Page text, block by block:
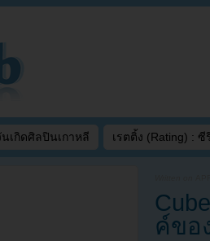
เกิดศิลปินเกาหลี เรตติ้ง (Rating) : ซี
ค์ขอ